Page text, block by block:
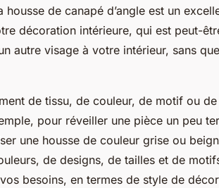
housse de canapé d’angle est un
décoration intérieure, qui est peut-
autre visage à votre intérieur, sans
de tissu, de couleur, de motif ou
pour réveiller une pièce un peu
une housse de couleur grise ou
de designs, de tailles et de
besoins, en termes de style de